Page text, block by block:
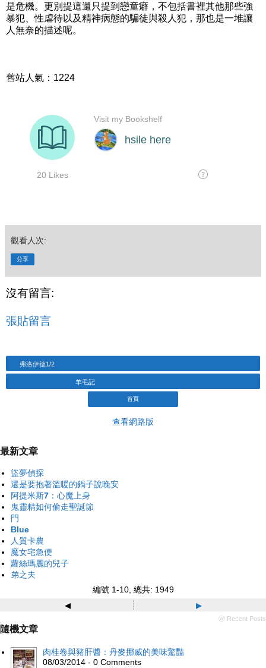
是危機。更別提這還只提到戀童癖，不包括書裡其他那些強
暴犯、性虐待以及精神病態的騙徒與殺人犯，那也是一堆讓
人無奈的描述呢。
舊站人氣：1224
觀看人次:
分享
沒有留言:
張貼留言
弗洛伊德1/2
羊毛記
首頁
查看網路版
最新文章
盜夢偵探
還是要抱著溫暖的鍋子說晚安
阿提米斯7：心魔上身
鬼靈精如何偷走聖誕節
門
Blue
人質卡農
魔女宅急便
蘿絲瑪麗的兒子
弟之夫
編號 1-10, 總共: 1949
◂ ▸
ⓦ Recent Posts
隨機文章
肉桂卷與豬肝醬：丹麥挪威的美味驚豔
08/03/2014 - 0 Comments